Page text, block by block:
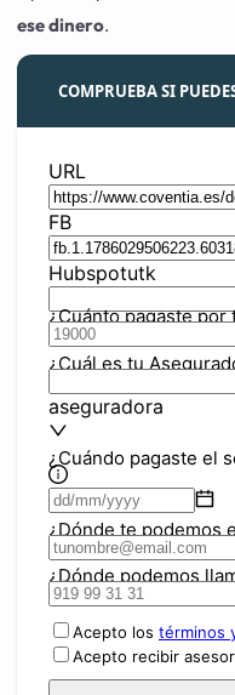
ese dinero.
COMPRUEBA SI